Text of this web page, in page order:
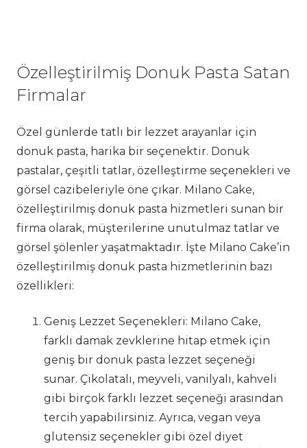
Özelleştirilmiş Donuk Pasta Satan
Firmalar
Özel günlerde tatlı bir lezzet arayanlar için
donuk pasta, harika bir seçenektir. Donuk
pastalar, çeşitli tatlar, özelleştirme seçenekleri ve
görsel cazibeleriyle öne çıkar. Milano Cake,
özelleştirilmiş donuk pasta hizmetleri sunan bir
firma olarak, müşterilerine unutulmaz tatlar ve
görsel şölenler yaşatmaktadır. İşte Milano Cake’in
özelleştirilmiş donuk pasta hizmetlerinin bazı
özellikleri:
Geniş Lezzet Seçenekleri: Milano Cake,
farklı damak zevklerine hitap etmek için
geniş bir donuk pasta lezzet seçeneği
sunar. Çikolatalı, meyveli, vanilyalı, kahveli
gibi birçok farklı lezzet seçeneği arasından
tercih yapabilirsiniz. Ayrıca, vegan veya
glutensiz seçenekler gibi özel diyet